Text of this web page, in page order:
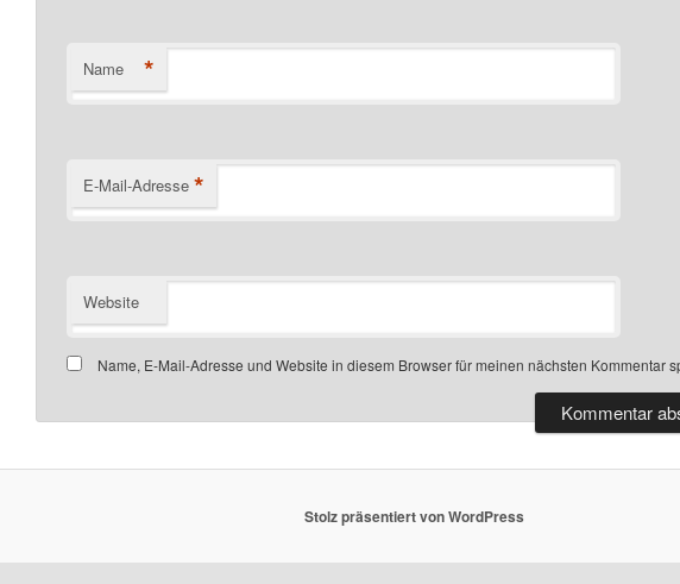
Name *
E-Mail-Adresse *
Website
Name, E-Mail-Adresse und Website in diesem Browser für meinen nächsten Kommentar
Stolz präsentiert von WordPress